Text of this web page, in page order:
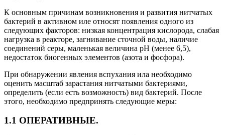
К основным причинам возникновения и развития нитчатых
бактерий в активном иле относят появления одного из
следующих факторов: низкая концентрация кислорода, слабая
нагрузка в реакторе, загнивание сточной воды, наличие
соединений серы, маленькая величина pH (менее 6,5),
недостаток биогенных элементов (азота и фосфора).
При обнаружении явления вспухания ила необходимо
оценить масштаб зарастания нитчатыми бактериями,
определить (если есть возможность) вид бактерий. После
этого, необходимо предпринять следующие меры:
1.1 ОПЕРАТИВНЫЕ.